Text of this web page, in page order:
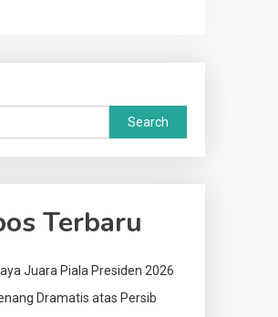
Search
Terbaru
Juara Piala Presiden 2026
Dramatis atas Persib